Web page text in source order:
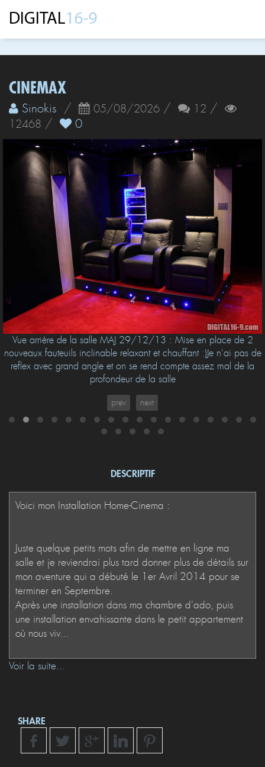
CINEMAX
Sinokis / 05/08/2026 / 12 /
12468 / 0
Vue arrière de la salle MAJ 29/12/13 : Mise en place de 2
nouveaux fauteuils inclinable relaxant et chauffant :)Je n'ai pas de
reflex avec grand angle et on se rend compte assez mal de la
profondeur de la salle
prev next
DESCRIPTIF
Voir la suite...
SHARE